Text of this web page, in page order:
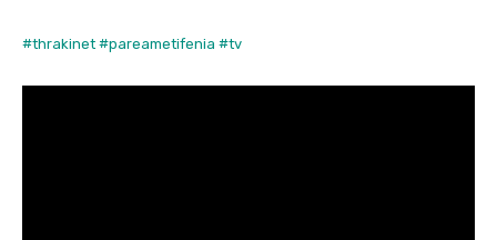
#thrakinet #pareametifenia #tv